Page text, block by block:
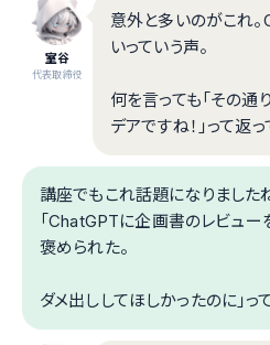
室谷
代表取締役
意外と多いのがこれ
いっていう声。
何を言っても「その通
デアですね！」って返っ
講座でもこれ話題になりました
「ChatGPTに企画書のレビュ
褒められた。
ダメ出ししてほしかったのに」って